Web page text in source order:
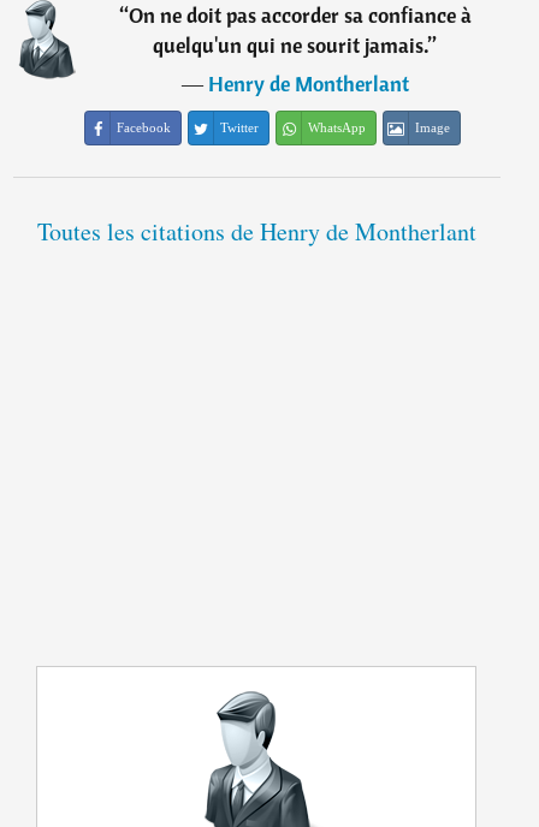
“On ne doit pas accorder sa confiance à
quelqu'un qui ne sourit jamais.”
―Henry de Montherlant
Facebook Twitter WhatsApp Image
Toutes les citations de Henry de Montherlant